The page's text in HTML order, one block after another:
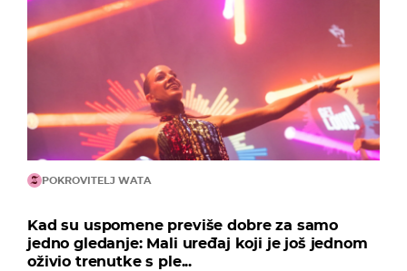
POKROVITELJ WATA
Kad su uspomene previše dobre za samo
jedno gledanje: Mali uređaj koji je još jednom
oživio trenutke s ple...